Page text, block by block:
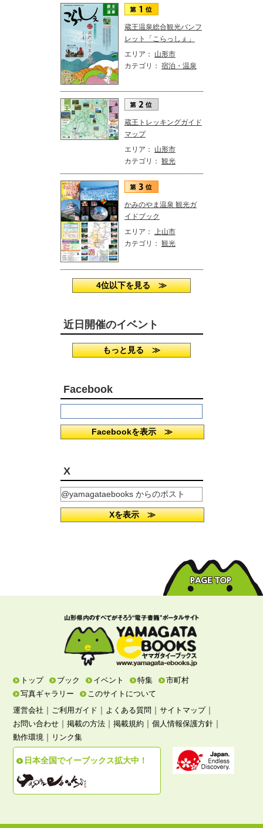
蔵王温泉総合観光パンフ
レット「こらっしぇ」
エリア： 山形市
カテゴリ： 宿泊・温泉
蔵王トレッキングガイド
マップ
エリア： 山形市
カテゴリ： 観光
かみのやま温泉 観光ガ
イドブック
エリア： 上山市
カテゴリ： 観光
4位以下を見る ≫
近日開催のイベント
もっと見る ≫
Facebook
Facebookを表示 ≫
X
@yamagataebooks からのポスト
Xを表示 ≫
トップ ブック イベント 特集
市町村
写真ギャラリー
このサイトについて
運営会社 ｜ ご利用ガイド ｜ よくある質問 ｜サイトマップ｜
お問い合わせ ｜掲載の方法 ｜掲載規約 ｜個人情報保護方針 ｜
動作環境 ｜ リンク集
日本全国でイーブックス拡大中！